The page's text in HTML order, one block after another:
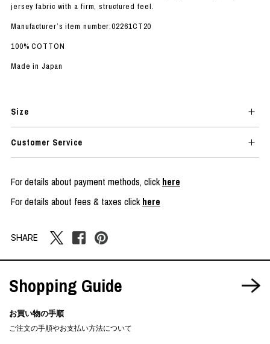
jersey fabric with a firm, structured feel.
Manufacturer’s item number:02261CT20
100% COTTON
Made in Japan
Size
Customer Service
For details about payment methods, clickhere
For details about fees & taxes clickhere
SHARE
Shopping Guide
お買い物の手順
ご注文の手順やお支払い方法について